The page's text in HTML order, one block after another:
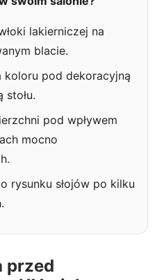
lakierniczej na
blacie.
koloru pod dekoracyjną
stołu.
pod wpływem
mocno
rysunku słojów po kilku
przed